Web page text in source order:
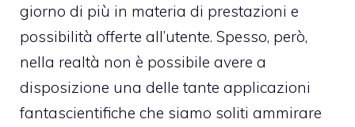
giorno di più in materia di prestazioni e
possibilità offerte all’utente. Spesso, però,
nella realtà non è possibile avere a
disposizione una delle tante applicazioni
fantascientifiche che siamo soliti ammirare